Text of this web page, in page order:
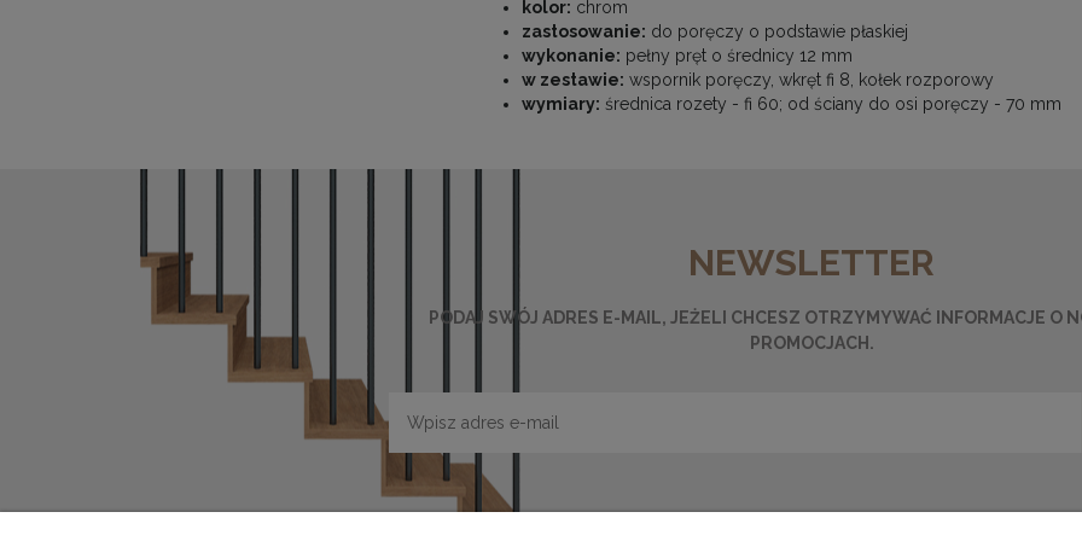
kolor: chrom
zastosowanie: do poręczy o podstawie płaskiej
wykonanie: pełny pręt o średnicy 12 mm
w zestawie: wspornik poręczy, wkręt fi 8, kołek rozporowy
wymiary: średnica rozety - fi 60; od ściany do osi poręczy - 70 mm
NEWSLETTER
PODAJ SWÓJ ADRES E-MAIL, JEŻELI CHCESZ OTRZYMYWAĆ INFORMACJE O
PROMOCJACH.